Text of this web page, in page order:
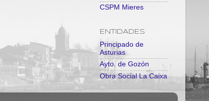
CSPM Mieres
ENTIDADES
Principado de
Asturias
Ayto. de Gozón
Obra Social La Caixa